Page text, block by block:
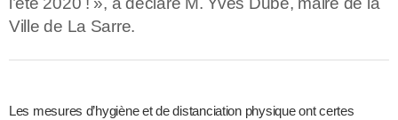
Ville de La Sarre.
Les mesures d’hygiène et de distanciation physique ont certes